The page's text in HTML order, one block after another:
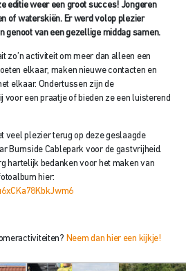
editie weer een groot succes! Jongeren
of waterskiën. Er werd volop plezier
genoot van een gezellige middag samen.
zo’n activiteit om meer dan alleen een
elkaar, maken nieuwe contacten en
elkaar. Ondertussen zijn de
voor een praatje of bieden ze een luisterend
veel plezier terug op deze geslaagde
Burnside Cablepark voor de gastvrijheid.
hartelijk bedanken voor het maken van
hier:
Neem dan hier een kijkje!